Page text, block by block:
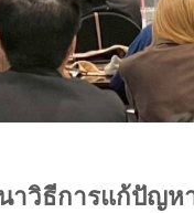
าวิธีการแก้ปัญห